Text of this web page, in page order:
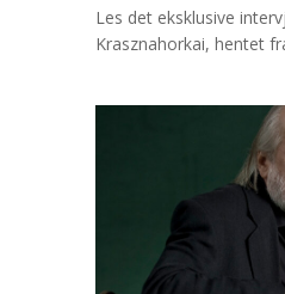
Les det eksklusive
Krasznahorkai, hentet